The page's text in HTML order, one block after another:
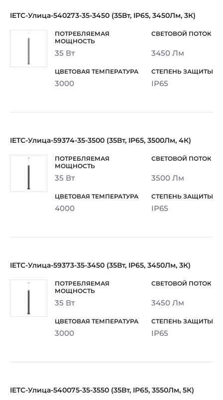
IETC-Улица-540273-35-3450 (35Вт, IP65, 3450Лм, 3К)
35 Вт 3450 Лм
3000 IP65
IETC-Улица-59374-35-3500 (35Вт, IP65, 3500Лм, 4К)
35 Вт 3500 Лм
4000 IP65
IETC-Улица-59373-35-3450 (35Вт, IP65, 3450Лм, 3К)
35 Вт 3450 Лм
3000 IP65
IETC-Улица-540075-35-3550 (35Вт, IP65, 3550Лм, 5К)